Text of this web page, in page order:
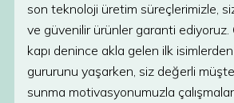
son teknoloji üretim süreçlerimizle,
ve güvenilir ürünler garanti ediyoruz.
kapı denince akla gelen ilk
gururunu yaşarken, siz değerli
sunma motivasyonumuzla